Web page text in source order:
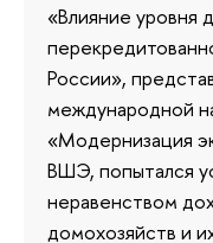
«Влияние уровня
России»,
международной
«Модернизация
ВШЭ, попытался
неравенством
домохозяйств и